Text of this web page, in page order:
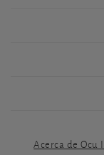
Acerca de Ocu